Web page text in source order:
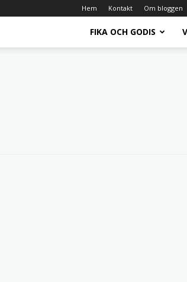
Hem Kontakt Om bloggen
FIKA OCH GODIS